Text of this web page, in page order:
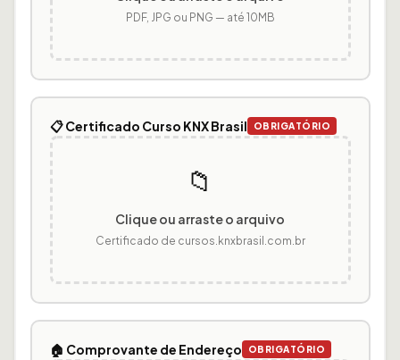
PDF, JPG ou PNG — até 10MB
📋 Certificado Curso KNX Brasil OBRIGATÓRIO
📁
Clique ou arraste o arquivo
Certificado de cursos.knxbrasil.com.br
🏠 Comprovante de Endereço OBRIGATÓRIO